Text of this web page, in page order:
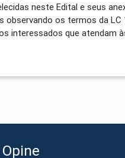
neste Edital e seus
os termos da LC
interessados que atendam
Opine